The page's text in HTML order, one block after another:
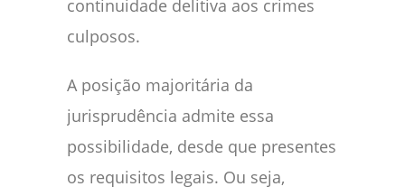
continuidade delitiva aos crimes
culposos.
A posição majoritária da
jurisprudência admite essa
possibilidade, desde que presentes
os requisitos legais. Ou seja,